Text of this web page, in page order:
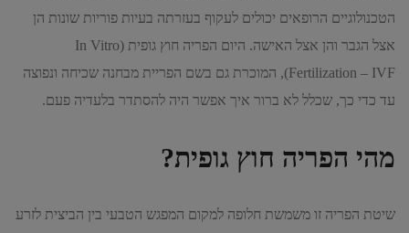
הטכנולוגיים הרופאים יכולים לעקוף בעזרתה בעיות פוריות שונות הן
אצל הגבר והן אצל האישה. היום הפריה חוץ גופית (In Vitro
Fertilization – IVF), המוכרת גם בשם הפריית מבחנה שכיחה ונפוצה
עד כדי כך, שכלל לא ברור איך אפשר היה להסתדר בלעדיה פעם.
מהי הפריה חוץ גופית?
שיטת הפריה זו משמשת חלופה למקום המפגש הטבעי בין הביצית לזרע